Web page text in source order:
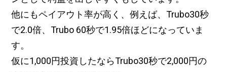
他にもペイアウト率が高く、例えば、Trubo30秒
で2.0倍、Trubo 60秒で1.95倍ほどになっていま
す。
仮に1,000円投資したならTrubo30秒で2,000円の